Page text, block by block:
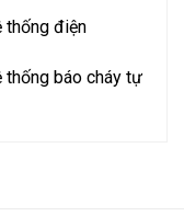
thống điện
thống báo cháy tự